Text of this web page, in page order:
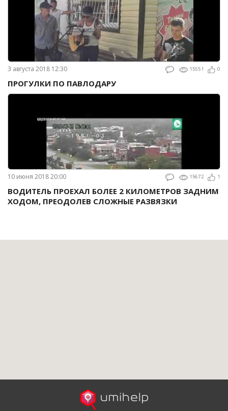
3 августа 2018 12:30 15551 0
ПРОГУЛКИ ПО ПАВЛОДАРУ
10 июня 2018 20:00 15672 1
ВОДИТЕЛЬ ПРОЕХАЛ БОЛЕЕ 2 КИЛОМЕТРОВ ЗАДНИМ
ХОДОМ, ПРЕОДОЛЕВ СЛОЖНЫЕ РАЗВЯЗКИ